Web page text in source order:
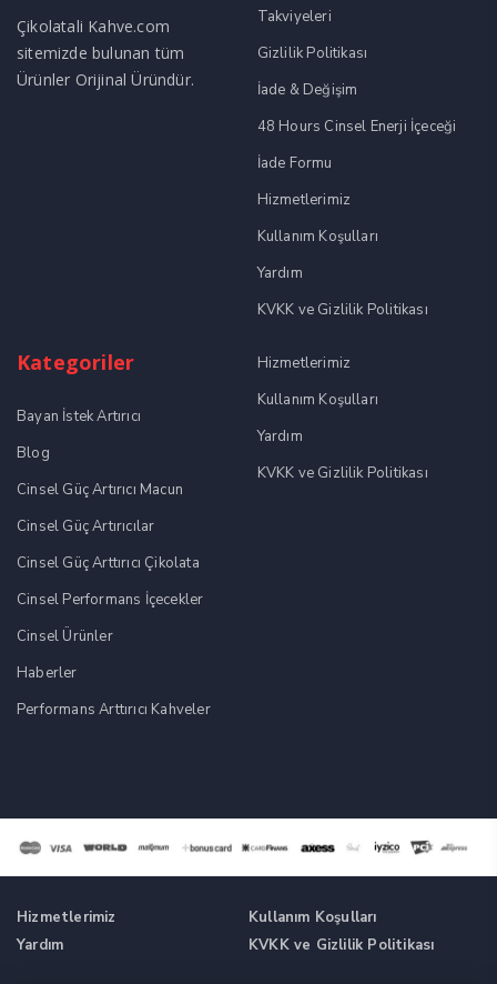
Çikolatali Kahve.com
sitemizde bulunan tüm
Ürünler Orijinal Üründür.
Takviyeleri
Gizlilik Politikası
İade & Değişim
48 Hours Cinsel Enerji İçeceği
İade Formu
Hizmetlerimiz
Kullanım Koşulları
Yardım
KVKK ve Gizlilik Politikası
Kategoriler
Bayan İstek Artırıcı
Blog
Cinsel Güç Artırıcı Macun
Cinsel Güç Artırıcılar
Cinsel Güç Arttırıcı Çikolata
Cinsel Performans İçecekler
Cinsel Ürünler
Haberler
Performans Arttırıcı Kahveler
Hizmetlerimiz
Kullanım Koşulları
Yardım
KVKK ve Gizlilik Politikası
Hizmetlerimiz
Kullanım Koşulları
Yardım
KVKK ve Gizlilik Politikası